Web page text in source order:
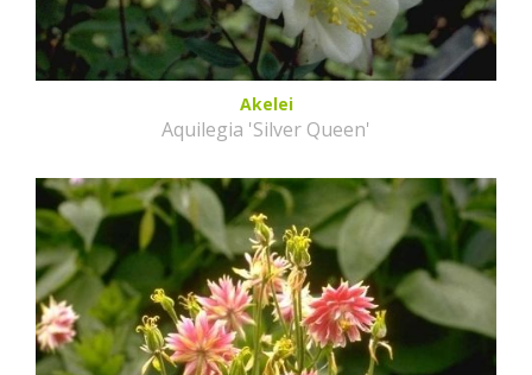
Akelei
Aquilegia 'Silver Queen'